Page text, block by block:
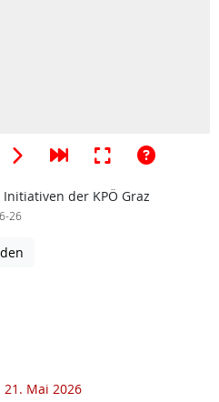
der KPÖ Graz
26
Mai 2026